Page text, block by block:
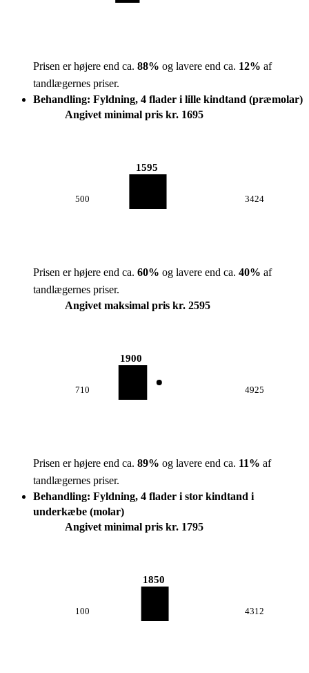
Prisen er højere end ca. 88% og lavere end ca. 12% af
tandlægernes priser.
Behandling: Fyldning, 4 flader i lille kindtand (præmolar)
Angivet minimal pris kr. 1695
500
1595
3424
Prisen er højere end ca. 60% og lavere end ca. 40% af
tandlægernes priser.
Angivet maksimal pris kr. 2595
710
1900
4925
Prisen er højere end ca. 89% og lavere end ca. 11% af
tandlægernes priser.
Behandling: Fyldning, 4 flader i stor kindtand i
underkæbe (molar)
Angivet minimal pris kr. 1795
100
1850
4312